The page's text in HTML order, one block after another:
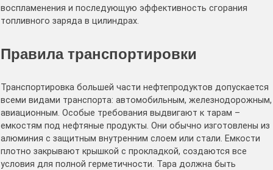
воспламенения и последующую эффективность сгорания
топливного заряда в цилиндрах.
Правила транспортировки
Транспортировка большей части нефтепродуктов допускается
всеми видами транспорта: автомобильным, железнодорожным,
авиационным. Особые требования выдвигают к тарам –
емкостям под нефтяные продукты. Они обычно изготовлены из
алюминия с защитным внутренним слоем или стали. Емкости
плотно закрывают крышкой с прокладкой, создаются все
условия для полной герметичности. Тара должна быть